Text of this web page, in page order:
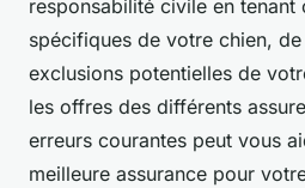
responsabilité civile en tenant
spécifiques de votre chien,
exclusions potentielles de
les offres des différents
erreurs courantes peut vous
meilleure assurance pour